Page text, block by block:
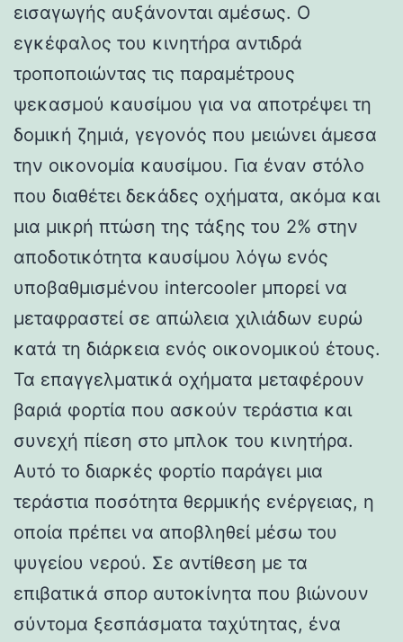
εισαγωγής αυξάνονται αμέσως. Ο
εγκέφαλος του κινητήρα αντιδρά
τροποποιώντας τις παραμέτρους
ψεκασμού καυσίμου για να αποτρέψει τη
δομική ζημιά, γεγονός που μειώνει άμεσα
την οικονομία καυσίμου. Για έναν στόλο
που διαθέτει δεκάδες οχήματα, ακόμα και
μια μικρή πτώση της τάξης του 2% στην
αποδοτικότητα καυσίμου λόγω ενός
υποβαθμισμένου intercooler μπορεί να
μεταφραστεί σε απώλεια χιλιάδων ευρώ
κατά τη διάρκεια ενός οικονομικού έτους.
Τα επαγγελματικά οχήματα μεταφέρουν
βαριά φορτία που ασκούν τεράστια και
συνεχή πίεση στο μπλοκ του κινητήρα.
Αυτό το διαρκές φορτίο παράγει μια
τεράστια ποσότητα θερμικής ενέργειας, η
οποία πρέπει να αποβληθεί μέσω του
ψυγείου νερού. Σε αντίθεση με τα
επιβατικά σπορ αυτοκίνητα που βιώνουν
σύντομα ξεσπάσματα ταχύτητας, ένα